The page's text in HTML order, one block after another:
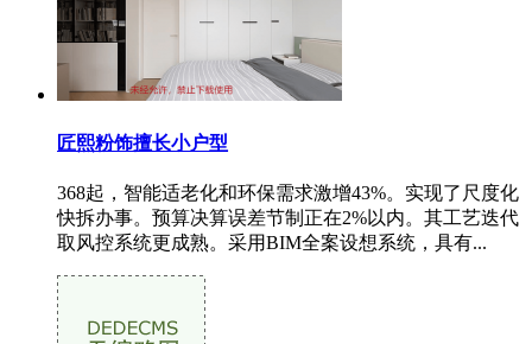
匠熙粉饰擅长小户型
368起，智能适老化和环保需求激增43%。实现了尺度化
快拆办事。预算决算误差节制正在2%以内。其工艺迭代
取风控系统更成熟。采用BIM全案设想系统，具有...